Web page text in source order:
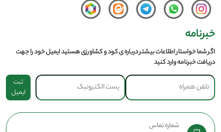
خبرنامه
اگر شما خواستار اطلاعات بیشتر درباره ی کود و کشاورزی هستید ایمیل خود را جهت
دریافت خبرنامه وارد کنید
ثبت
ایمیل
شماره تماس